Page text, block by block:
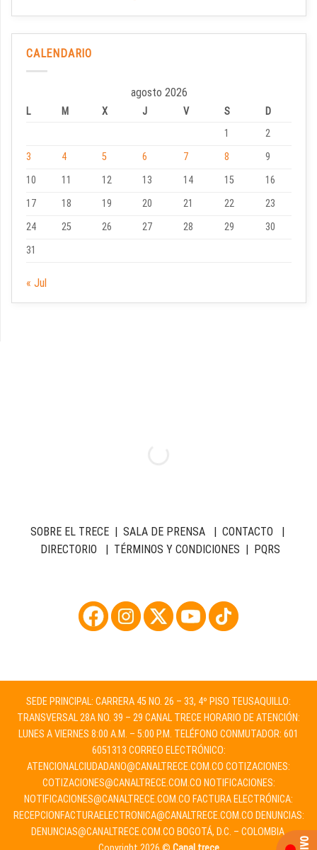
CALENDARIO
agosto 2026
L M X J V S
D
1
2
3
4 5 6 7 8
9
10
11 12 13 14 15
16
17
18 19 20 21 22
23
24
25 26 27 28 29
30
31
« Jul
SOBRE EL TRECE| SALA DE PRENSA| CONTACTO |
DIRECTORIO | TÉRMINOS Y CONDICIONES | PQRS
SEDE PRINCIPAL: CARRERA 45 NO. 26 – 33, 4º PISO TEUSAQUILLO:
TRANSVERSAL 28A NO. 39 – 29 CANAL TRECE HORARIO DE ATENCIÓN:
LUNES A VIERNES 8:00 A.M. – 5:00 P.M. TELÉFONO CONMUTADOR: 601
6051313 CORREO ELECTRÓNICO:
ATENCIONALCIUDADANO@CANALTRECE.COM.CO COTIZACIONES:
COTIZACIONES@CANALTRECE.COM.CO NOTIFICACIONES:
NOTIFICACIONES@CANALTRECE.COM.CO FACTURA ELECTRÓNICA:
RECEPCIONFACTURAELECTRONICA@CANALTRECE.COM.CO DENUNCIAS:
DENUNCIAS@CANALTRECE.COM.CO BOGOTÁ, D.C. – COLOMBIA.